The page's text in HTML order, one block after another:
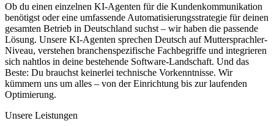
Ob du einen einzelnen KI-Agenten für die Kundenkommunikation
benötigst oder eine umfassende Automatisierungsstrategie für deinen
gesamten Betrieb in Deutschland suchst – wir haben die passende
Lösung. Unsere KI-Agenten sprechen Deutsch auf Muttersprachler-
Niveau, verstehen branchenspezifische Fachbegriffe und integrieren
sich nahtlos in deine bestehende Software-Landschaft. Und das
Beste: Du brauchst keinerlei technische Vorkenntnisse. Wir
kümmern uns um alles – von der Einrichtung bis zur laufenden
Optimierung.
Unsere Leistungen